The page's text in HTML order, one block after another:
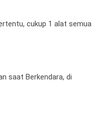
cukup 1 alat semua
saat Berkendara, di